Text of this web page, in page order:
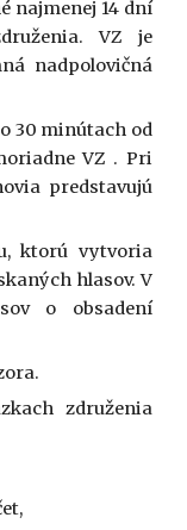
najmenej 14 dní
VZ je
nadpolovičná
30 minútach od
VZ . Pri
predstavujú
ktorú vytvoria
hlasov. V
o obsadení
združenia